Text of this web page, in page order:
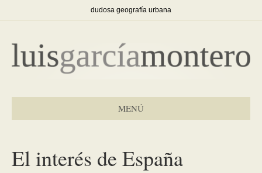
dudosa geografía urbana
MENÚ
El interés de España